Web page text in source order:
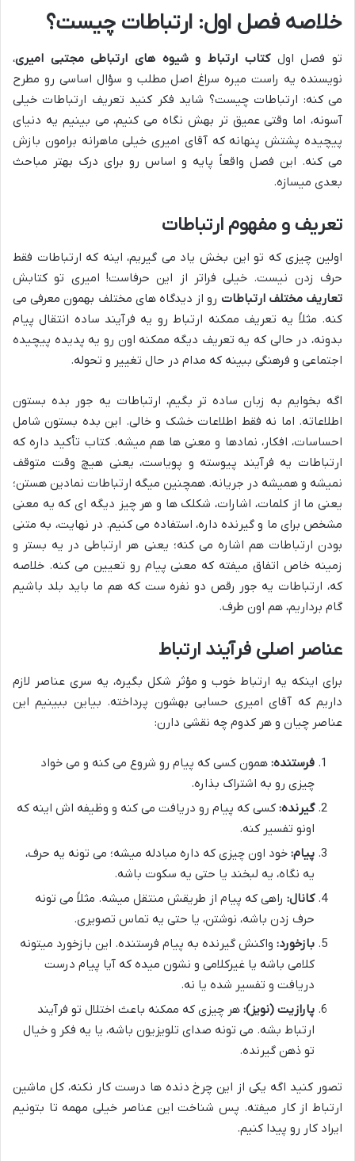
خلاصه فصل اول: ارتباطات چیست؟
تو فصل اولکتاب ارتباط و شیوه های ارتباطی مجتبی امیری،
نویسنده یه راست میره سراغ اصل مطلب و سؤال اساسی رو مطرح
می کنه: ارتباطات چیست؟ شاید فکر کنید تعریف ارتباطات خیلی
آسونه، اما وقتی عمیق تر بهش نگاه می کنیم، می بینیم یه دنیای
پیچیده پشتش پنهانه که آقای امیری خیلی ماهرانه برامون بازش
می کنه. این فصل واقعاً پایه و اساس رو برای درک بهتر مباحث
بعدی میسازه.
تعریف و مفهوم ارتباطات
اولین چیزی که تو این بخش یاد می گیریم، اینه که ارتباطات فقط
حرف زدن نیست. خیلی فراتر از این حرفاست! امیری تو کتابش
تعاریف مختلف ارتباطات رو از دیدگاه های مختلف بهمون معرفی می
کنه. مثلاً یه تعریف ممکنه ارتباط رو یه فرآیند ساده انتقال پیام
بدونه، در حالی که یه تعریف دیگه ممکنه اون رو یه پدیده پیچیده
اجتماعی و فرهنگی ببینه که مدام در حال تغییر و تحوله.
اگه بخوایم به زبان ساده تر بگیم، ارتباطات یه جور بده بستون
اطلاعاته. اما نه فقط اطلاعات خشک و خالی. این بده بستون شامل
احساسات، افکار، نمادها و معنی ها هم میشه. کتاب تأکید داره که
ارتباطات یه فرآیند پیوسته و پویاست، یعنی هیچ وقت متوقف
نمیشه و همیشه در جریانه. همچنین میگه ارتباطات نمادین هستن؛
یعنی ما از کلمات، اشارات، شکلک ها و هر چیز دیگه ای که یه معنی
مشخص برای ما و گیرنده داره، استفاده می کنیم. در نهایت، به متنی
بودن ارتباطات هم اشاره می کنه؛ یعنی هر ارتباطی در یه بستر و
زمینه خاص اتفاق میفته که معنی پیام رو تعیین می کنه. خلاصه
که، ارتباطات یه جور رقص دو نفره ست که هم ما باید بلد باشیم
گام برداریم، هم اون طرف.
عناصر اصلی فرآیند ارتباط
برای اینکه یه ارتباط خوب و مؤثر شکل بگیره، یه سری عناصر لازم
داریم که آقای امیری حسابی بهشون پرداخته. بیاین ببینیم این
عناصر چیان و هر کدوم چه نقشی دارن:
فرستنده: همون کسی که پیام رو شروع می کنه و می خواد
چیزی رو به اشتراک بذاره.
گیرنده: کسی که پیام رو دریافت می کنه و وظیفه اش اینه که
اونو تفسیر کنه.
پیام: خود اون چیزی که داره مبادله میشه؛ می تونه یه حرف،
یه نگاه، یه لبخند یا حتی یه سکوت باشه.
کانال: راهی که پیام از طریقش منتقل میشه. مثلاً می تونه
حرف زدن باشه، نوشتن، یا حتی یه تماس تصویری.
بازخورد: واکنش گیرنده به پیام فرستنده. این بازخورد میتونه
کلامی باشه یا غیرکلامی و نشون میده که آیا پیام درست
دریافت و تفسیر شده یا نه.
پارازیت (نویز): هر چیزی که ممکنه باعث اختلال تو فرآیند
ارتباط بشه. می تونه صدای تلویزیون باشه، یا یه فکر و خیال
تو ذهن گیرنده.
تصور کنید اگه یکی از این چرخ دنده ها درست کار نکنه، کل ماشین
ارتباط از کار میفته. پس شناخت این عناصر خیلی مهمه تا بتونیم
ایراد کار رو پیدا کنیم.